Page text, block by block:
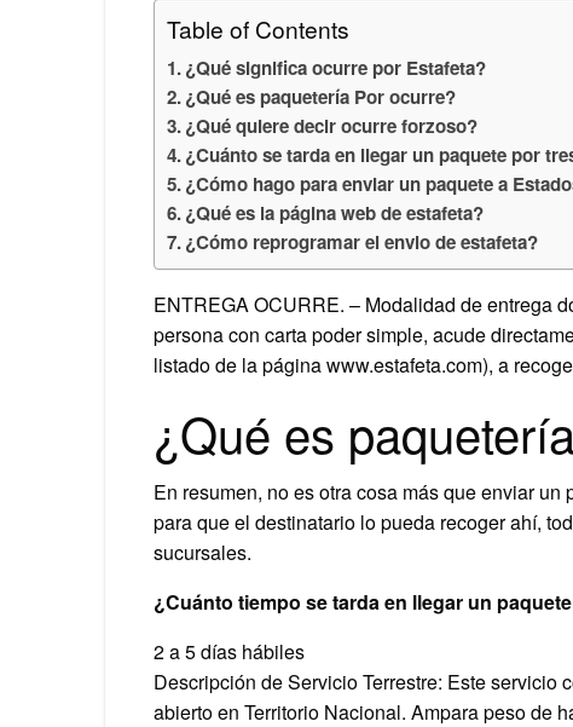
Table of Contents
¿Qué significa ocurre por Estafeta?
¿Qué es paquetería Por ocurre?
¿Qué quiere decir ocurre forzoso?
¿Cuánto se tarda en llegar un paquete por
¿Cómo hago para enviar un paquete a
¿Qué es la página web de estafeta?
¿Cómo reprogramar el envio de estafeta?
ENTREGA OCURRE. – Modalidad de entrega
persona con carta poder simple, acude
listado de la página www.estafeta.com), a
¿Qué es
En resumen, no es otra cosa más que enviar
para que el destinatario lo pueda recoger ahí,
sucursales.
¿Cuánto tiempo se tarda en llegar un
2 a 5 días hábiles
Descripción de Servicio Terrestre: Este servicio
abierto en Territorio Nacional. Ampara peso de